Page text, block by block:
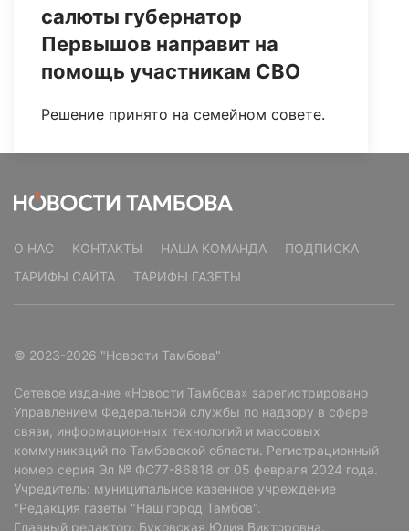
салюты губернатор
Первышов направит на
помощь участникам СВО
Решение принято на семейном совете.
О НАС КОНТАКТЫ НАША КОМАНДА
ПОДПИСКА
ТАРИФЫ САЙТА
ТАРИФЫ ГАЗЕТЫ
© 2023-2026 "Новости Тамбова"
Сетевое издание «Новости Тамбова» зарегистрировано
Управлением Федеральной службы по надзору в сфере
связи, информационных технологий и массовых
коммуникаций по Тамбовской области. Регистрационный
номер серия Эл № ФС77-86818 от 05 февраля 2024 года.
Учредитель: муниципальное казенное учреждение
"Редакция газеты "Наш город Тамбов".
Главный редактор: Буковская Юлия Викторовна.